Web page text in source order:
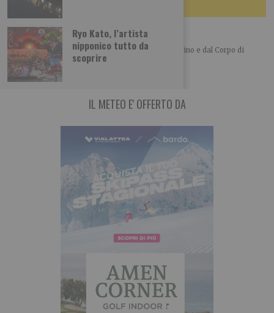
Ryo Kato, l’artista
nipponico tutto da
scoprire
La truffa si camuffa!
Prosegue la campagna promossa dalla Città di Torino e dal Corpo di
Polizia Locale Il 21
IL METEO E' OFFERTO DA